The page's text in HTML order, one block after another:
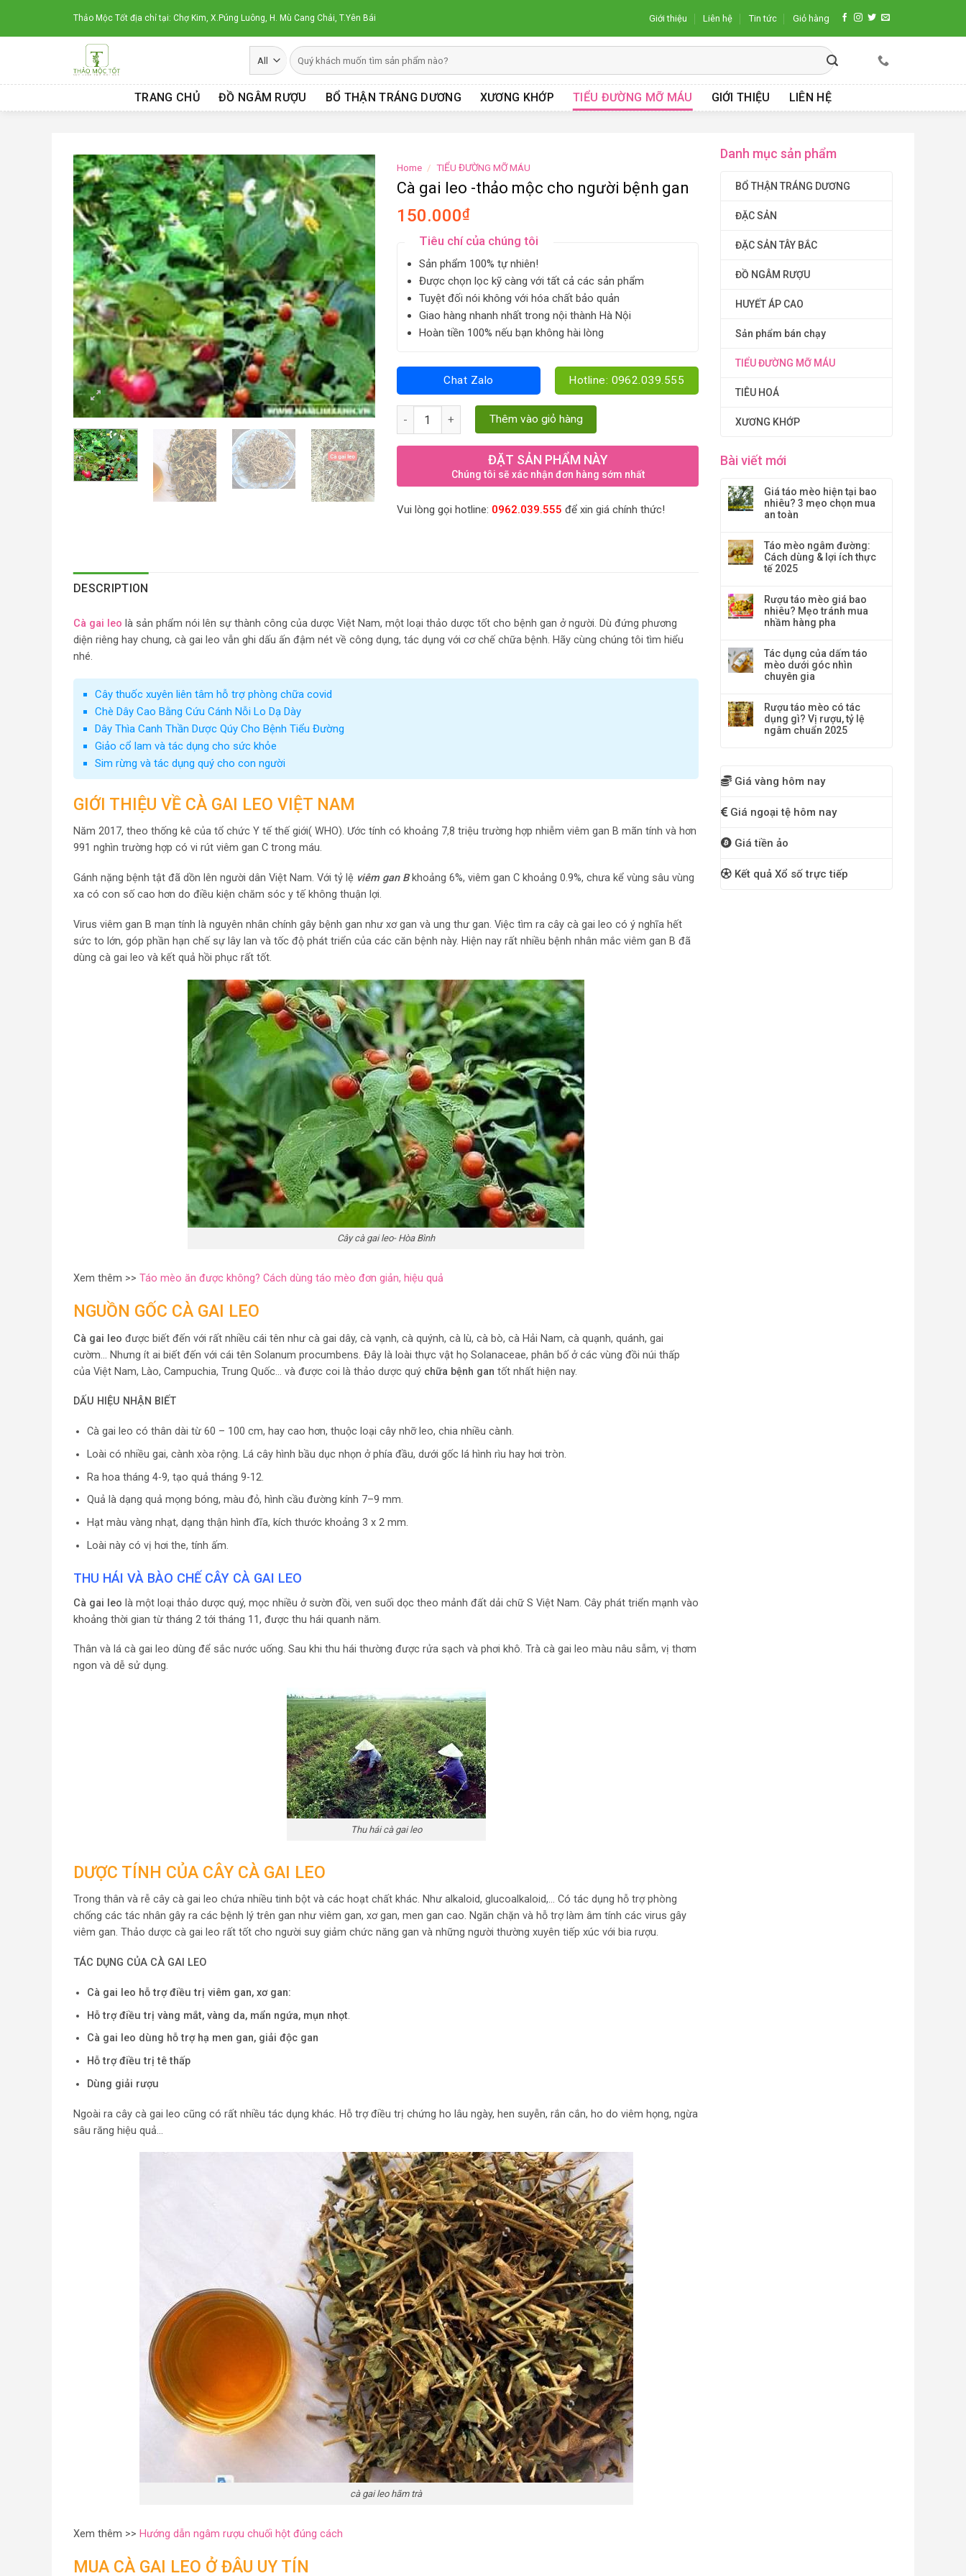
Thảo Mộc Tốt địa chỉ tại: Chợ Kim, X.Púng Luông, H. Mù Cang Chải, T.Yên Bái Giới thiệu Liên hệ Tin tức Giỏ hàng
TRANG CHỦ ĐỒ NGÂM RƯỢU BỔ THẬN TRÁNG DƯƠNG XƯƠNG KHỚP TIỂU ĐƯỜNG MỠ MÁU GIỚI THIỆU LIÊN HỆ
Danh mục sản phẩm
BỔ THẬN TRÁNG DƯƠNG
ĐẶC SẢN
ĐẶC SẢN TÂY BẮC
ĐỒ NGÂM RƯỢU
HUYẾT ÁP CAO
Sản phẩm bán chạy
TIỂU ĐƯỜNG MỠ MÁU
TIÊU HOÁ
XƯƠNG KHỚP
Bài viết mới
Giá táo mèo hiện tại bao
nhiêu? 3 mẹo chọn mua
an toàn
Táo mèo ngâm đường:
Cách dùng & lợi ích thực
tế 2025
Rượu táo mèo giá bao
nhiêu? Mẹo tránh mua
nhầm hàng pha
Tác dụng của dấm táo
mèo dưới góc nhìn
chuyên gia
Rượu táo mèo có tác
dụng gì? Vị rượu, tỷ lệ
ngâm chuẩn 2025
Giá vàng hôm nay
Giá ngoại tệ hôm nay
Giá tiền ảo
Kết quả Xổ số trực tiếp
Home / TIỂU ĐƯỜNG MỠ MÁU
Cà gai leo -thảo mộc cho người bệnh gan
150.000₫
Tiêu chí của chúng tôi
Sản phẩm 100% tự nhiên!
Được chọn lọc kỹ càng với tất cả các sản phẩm
Tuyệt đối nói không với hóa chất bảo quản
Giao hàng nhanh nhất trong nội thành Hà Nội
Hoàn tiền 100% nếu bạn không hài lòng
Chat Zalo Hotline: 0962.039.555
Cà gai leo -thảo mộc cho người bệnh gan quantity
Thêm vào giỏ hàng
ĐẶT SẢN PHẨM NÀY
Chúng tôi sẽ xác nhận đơn hàng sớm nhất
Vui lòng gọi hotline: 0962.039.555 để xin giá chính thức!
DESCRIPTION
Cà gai leo là sản phẩm nói lên sự thành công của dược Việt Nam, một loại thảo dược tốt cho bệnh gan ở người. Dù đứng phương
diện riêng hay chung, cà gai leo vẫn ghi dấu ấn đậm nét về công dụng, tác dụng với cơ chế chữa bệnh. Hãy cùng chúng tôi tìm hiểu
nhé.
Cây thuốc xuyên liên tâm hỗ trợ phòng chữa covid
Chè Dây Cao Bằng Cứu Cánh Nỗi Lo Dạ Dày
Dây Thìa Canh Thần Dược Qúy Cho Bệnh Tiểu Đường
Giảo cổ lam và tác dụng cho sức khỏe
Sim rừng và tác dụng quý cho con người
GIỚI THIỆU VỀ CÀ GAI LEO VIỆT NAM
Năm 2017, theo thống kê của tổ chức Y tế thế giới( WHO). Ước tính có khoảng 7,8 triệu trường hợp nhiễm viêm gan B mãn tính và hơn
991 nghìn trường hợp có vi rút viêm gan C trong máu.
Gánh nặng bệnh tật đã dồn lên người dân Việt Nam. Với tỷ lệ viêm gan Bkhoảng 6%, viêm gan C khoảng 0.9%, chưa kể vùng sâu vùng
xa có con số cao hơn do điều kiện chăm sóc y tế không thuận lợi.
Virus viêm gan B mạn tính là nguyên nhân chính gây bệnh gan như xơ gan và ung thư gan. Việc tìm ra cây cà gai leo có ý nghĩa hết
sức to lớn, góp phần hạn chế sự lây lan và tốc độ phát triển của các căn bệnh này. Hiện nay rất nhiều bệnh nhân mắc viêm gan B đã
dùng cà gai leo và kết quả hồi phục rất tốt.
Cây cà gai leo- Hòa Bình
Xem thêm >> Táo mèo ăn được không? Cách dùng táo mèo đơn giản, hiệu quả
NGUỒN GỐC CÀ GAI LEO
Cà gai leo được biết đến với rất nhiều cái tên như cà gai dây, cà vạnh, cà quýnh, cà lù, cà bò, cà Hải Nam, cà quạnh, quánh, gai
cườm… Nhưng ít ai biết đến với cái tên Solanum procumbens. Đây là loài thực vật họ Solanaceae, phân bố ở các vùng đồi núi thấp
của Việt Nam, Lào, Campuchia, Trung Quốc… và được coi là thảo dược quý chữa bệnh gan tốt nhất hiện nay.
DẤU HIỆU NHẬN BIẾT
Cà gai leo có thân dài từ 60 – 100 cm, hay cao hơn, thuộc loại cây nhỡ leo, chia nhiều cành.
Loài có nhiều gai, cành xòa rộng. Lá cây hình bầu dục nhọn ở phía đầu, dưới gốc lá hình rìu hay hơi tròn.
Ra hoa tháng 4-9, tạo quả tháng 9-12.
Quả là dạng quả mọng bóng, màu đỏ, hình cầu đường kính 7–9 mm.
Hạt màu vàng nhạt, dạng thận hình đĩa, kích thước khoảng 3 x 2 mm.
Loài này có vị hơi the, tính ấm.
THU HÁI VÀ BÀO CHẾ CÂY CÀ GAI LEO
Cà gai leo là một loại thảo dược quý, mọc nhiều ở sườn đồi, ven suối dọc theo mảnh đất dải chữ S Việt Nam. Cây phát triển mạnh vào
khoảng thời gian từ tháng 2 tới tháng 11, được thu hái quanh năm.
Thân và lá cà gai leo dùng để sắc nước uống. Sau khi thu hái thường được rửa sạch và phơi khô. Trà cà gai leo màu nâu sẫm, vị thơm
ngon và dễ sử dụng.
Thu hái cà gai leo
DƯỢC TÍNH CỦA CÂY CÀ GAI LEO
Trong thân và rễ cây cà gai leo chứa nhiều tinh bột và các hoạt chất khác. Như alkaloid, glucoalkaloid,… Có tác dụng hỗ trợ phòng
chống các tác nhân gây ra các bệnh lý trên gan như viêm gan, xơ gan, men gan cao. Ngăn chặn và hỗ trợ làm âm tính các virus gây
viêm gan. Thảo dược cà gai leo rất tốt cho người suy giảm chức năng gan và những người thường xuyên tiếp xúc với bia rượu.
TÁC DỤNG CỦA CÀ GAI LEO
Cà gai leo hỗ trợ điều trị viêm gan, xơ gan:
Hỗ trợ điều trị vàng mắt, vàng da, mẩn ngứa, mụn nhọt.
Cà gai leo dùng hỗ trợ hạ men gan, giải độc gan
Hỗ trợ điều trị tê thấp
Dùng giải rượu
Ngoài ra cây cà gai leo cũng có rất nhiều tác dụng khác. Hỗ trợ điều trị chứng ho lâu ngày, hen suyễn, rắn cắn, ho do viêm họng, ngừa
sâu răng hiệu quả…
cà gai leo hãm trà
Xem thêm >> Hướng dẫn ngâm rượu chuối hột đúng cách
MUA CÀ GAI LEO Ở ĐÂU UY TÍN